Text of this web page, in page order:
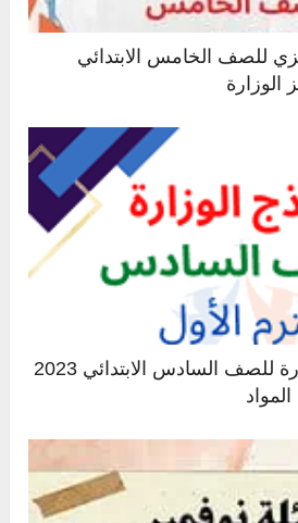
للصف الخامس الابتدائي
نماذج امتحانات الوزارة للصف السادس الابتدائي 2023